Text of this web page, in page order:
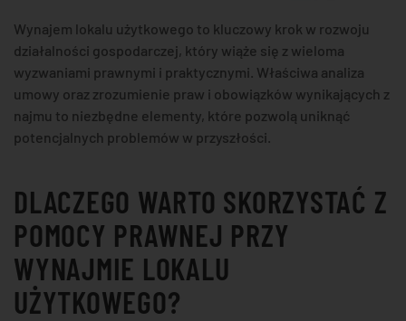
Wynajem lokalu użytkowego to kluczowy krok w rozwoju
działalności gospodarczej, który wiąże się z wieloma
wyzwaniami prawnymi i praktycznymi. Właściwa analiza
umowy oraz zrozumienie praw i obowiązków wynikających z
najmu to niezbędne elementy, które pozwolą uniknąć
potencjalnych problemów w przyszłości.
DLACZEGO WARTO SKORZYSTAĆ Z
POMOCY PRAWNEJ PRZY
WYNAJMIE LOKALU
UŻYTKOWEGO?